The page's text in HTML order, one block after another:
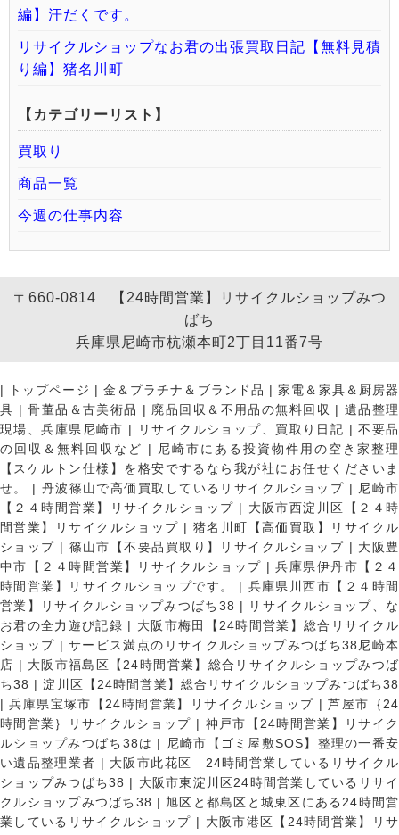
編】汗だくです。
リサイクルショップなお君の出張買取日記【無料見積
り編】猪名川町
【カテゴリーリスト】
買取り
商品一覧
今週の仕事内容
〒660-0814 【24時間営業】リサイクルショップみつ
ばち
兵庫県尼崎市杭瀬本町2丁目11番7号
| トップページ | 金＆プラチナ＆ブランド品 |家電＆家具＆厨房器
具 |骨董品＆古美術品 | 廃品回収＆不用品の無料回収 | 遺品整理
現場、兵庫県尼崎市 | リサイクルショップ、買取り日記 |不要品
の回収＆無料回収など |
尼崎市にある投資物件用の空き家整理
【スケルトン仕様】を格安でするなら我が社にお任せくださいま
せ。
| 丹波篠山で高価買取しているリサイクルショップ | 尼崎市
【２４時間営業】リサイクルショップ | 大阪市西淀川区【２４時
間営業】リサイクルショップ | 猪名川町【高価買取】リサイクル
ショップ | 篠山市【不要品買取り】リサイクルショップ | 大阪豊
中市【２４時間営業】リサイクルショップ |兵庫県伊丹市【２４
時間営業】リサイクルショップです。
| 兵庫県川西市【２４時間
営業】リサイクルショップみつばち38 |
リサイクルショップ、な
お君の全力遊び記録 | 大阪市梅田【24時間営業】総合リサイクル
ショップ |サービス満点のリサイクルショップみつばち38尼崎本
店 | 大阪市福島区【24時間営業】総合リサイクルショップみつば
ち38 |淀川区【24時間営業】総合リサイクルショップみつばち38
|兵庫県宝塚市【24時間営業】リサイクルショップ |芦屋市｛24
時間営業｝リサイクルショップ | 神戸市【24時間営業】リサイク
ルショップみつばち38は |
尼崎市【ゴミ屋敷SOS】整理の一番安
い遺品整理業者 | 大阪市此花区 24時間営業しているリサイクル
ショップみつばち38 | 大阪市東淀川区24時間営業しているリサイ
クルショップみつばち38 | 旭区と都島区と城東区にある24時間営
業しているリサイクルショップ | 大阪市港区【24時間営業】リサ